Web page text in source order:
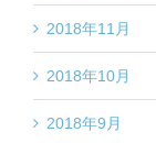
2018年11月
2018年10月
2018年9月